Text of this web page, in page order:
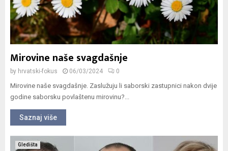
Mirovine naše svagdašnje
by hrvatski-fokus 06/03/2024 0
Mirovine naše svagdašnje. Zaslužuju li saborski zastupnici nakon dvije
godine saborsku povlaštenu mirovinu?...
Saznaj više
Gledišta